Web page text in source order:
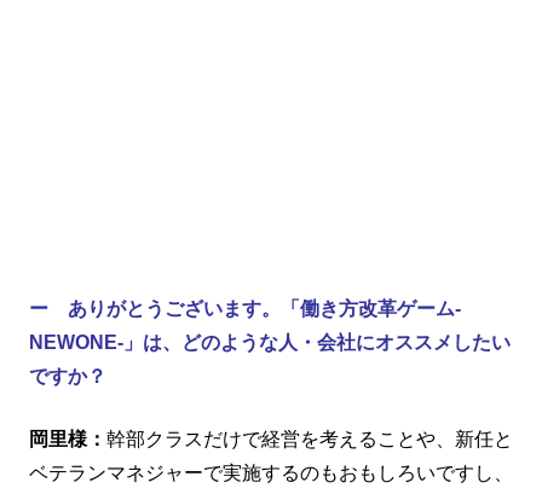
ー ありがとうございます。「働き方改革ゲーム-
NEWONE-」は、どのような人・会社にオススメしたい
ですか？
岡里様： 幹部クラスだけで経営を考えることや、新任と
ベテランマネジャーで実施するのもおもしろいですし、